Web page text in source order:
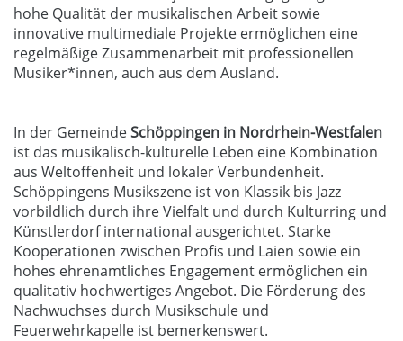
hohe Qualität der musikalischen Arbeit sowie
innovative multimediale Projekte ermöglichen eine
regelmäßige Zusammenarbeit mit professionellen
Musiker*innen, auch aus dem Ausland.
In der GemeindeSchöppingen in Nordrhein-Westfalen
ist das musikalisch-kulturelle Leben eine Kombination
aus Weltoffenheit und lokaler Verbundenheit.
Schöppingens Musikszene ist von Klassik bis Jazz
vorbildlich durch ihre Vielfalt und durch Kulturring und
Künstlerdorf international ausgerichtet. Starke
Kooperationen zwischen Profis und Laien sowie ein
hohes ehrenamtliches Engagement ermöglichen ein
qualitativ hochwertiges Angebot. Die Förderung des
Nachwuchses durch Musikschule und
Feuerwehrkapelle ist bemerkenswert.